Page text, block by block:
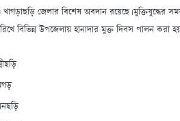
খাগড়াছড়ি জেলার বিশেষ অবদান রয়েছে। মুক্তিযুদ্ধের
বিভিন্ন উপজেলায় হানাদার মুক্ত দিবস পালন করা